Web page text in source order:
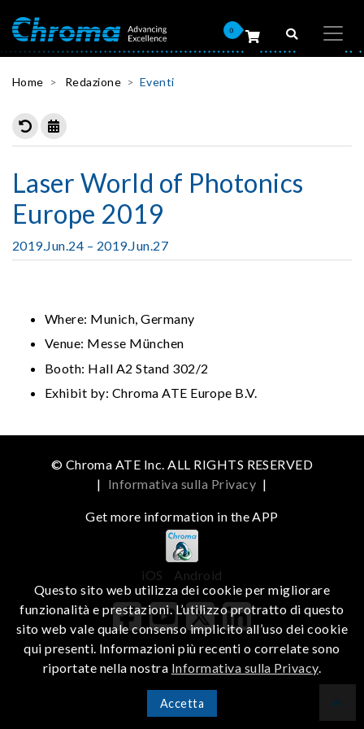
0
Home Redazione Eventi
Laser World of Photonics
Europe 2019
2019.Jun.24 – 2019.Jun.27
Where: Munich, Germany
Venue: Messe München
Booth: Hall A2 Stand 302/2
Exhibit by: Chroma ATE Europe B.V.
© Chroma ATE Inc. ALL RIGHTS RESERVED
| Informativa sulla Privacy |
Get more information in the APP
iOS
Android
Questo sito web utilizza dei cookie per migliorare
funzionalità e prestazioni. L’utilizzo protratto di questo
sito web vale quale consenso implicito all’uso dei cookie
qui presenti. Informazioni più recenti o correlate sono
riportate nella nostra Informativa sulla Privacy.
Accetta